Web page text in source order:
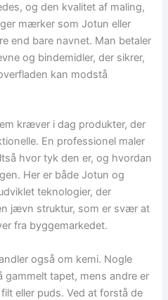
og den kvalitet af maling,
mærker som Jotun eller
end bare navnet. Man betaler
og bindemidler, der sikrer,
kan modstå
kræver i dag produkter, der
En professionel maler
hvor tyk den er, og hvordan
Her er både Jotun og
teknologier, der
jævn struktur, som er svær at
fra byggemarkedet.
også om kemi. Nogle
gammelt tapet, mens andre er
eller puds. Ved at forstå de